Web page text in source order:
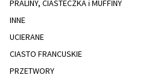
PRALINY, CIASTECZKA i MUFFINY
INNE
UCIERANE
CIASTO FRANCUSKIE
PRZETWORY